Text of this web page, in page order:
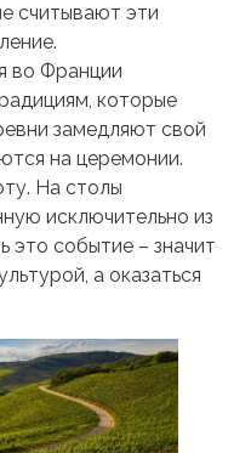
считывают эти
во Франции
которые
замедляют свой
на церемонии.
На столы
исключительно из
это событие – значит
а оказаться